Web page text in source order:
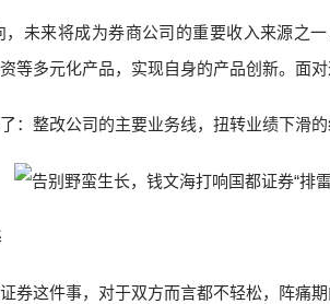
未来将成为券商公司的重要收入来源之
等多元化产品，实现自身的产品创新。面
：整改公司的主要业务线，扭转业绩下滑的
券这件事，对于双方而言都不轻松，阵痛